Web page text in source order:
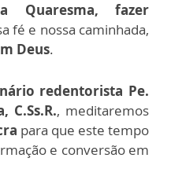
Quaresma, fazer
fé e nossa caminhada,
Deus.
redentorista Pe.
C.Ss.R., meditaremos
para que este tempo
e conversão em